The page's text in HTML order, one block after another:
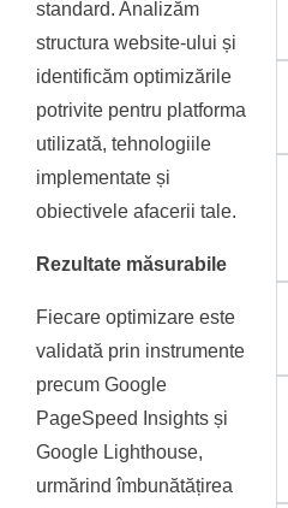
standard. Analizăm
structura website-ului și
identificăm optimizările
potrivite pentru platforma
utilizată, tehnologiile
implementate și
obiectivele afacerii tale.
Rezultate măsurabile
Fiecare optimizare este
validată prin instrumente
precum Google
PageSpeed Insights și
Google Lighthouse,
urmărind îmbunătățirea